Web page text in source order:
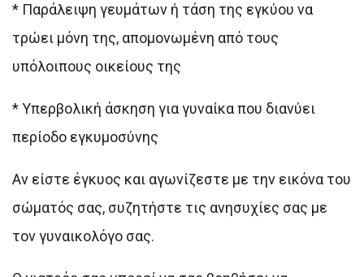
* Παράλειψη γευμάτων ή τάση της εγκύου να
τρώει μόνη της, απομονωμένη από τους
υπόλοιπους οικείους της
* Υπερβολική άσκηση για γυναίκα που διανύει
περίοδο εγκυμοσύνης
Αν είστε έγκυος και αγωνίζεστε με την εικόνα του
σώματός σας, συζητήστε τις ανησυχίες σας με
τον γυναικολόγο σας.